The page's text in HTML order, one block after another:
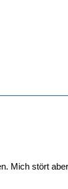
Mich stört